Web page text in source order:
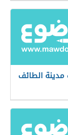
الطائف